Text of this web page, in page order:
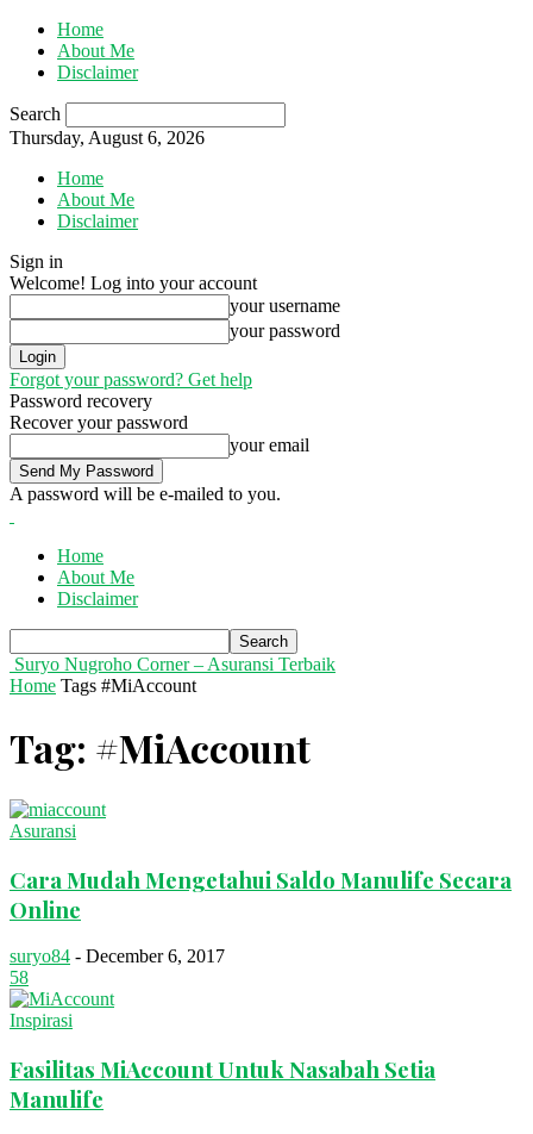
Home
About Me
Disclaimer
Search
Thursday, August 6, 2026
Home
About Me
Disclaimer
Sign in
Welcome! Log into your account
your username
your password
Forgot your password? Get help
Password recovery
Recover your password
your email
A password will be e-mailed to you.
Home
About Me
Disclaimer
Suryo Nugroho Corner – Asuransi Terbaik
Home Tags #MiAccount
Tag: #MiAccount
Asuransi
Cara Mudah Mengetahui Saldo Manulife Secara
Online
suryo84 - December 6, 2017
58
Inspirasi
Fasilitas MiAccount Untuk Nasabah Setia
Manulife